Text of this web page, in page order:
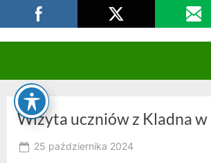
to
CKZIU Strzelce
Wizyta uczniów z Kladna w
Posted
25 października 2024